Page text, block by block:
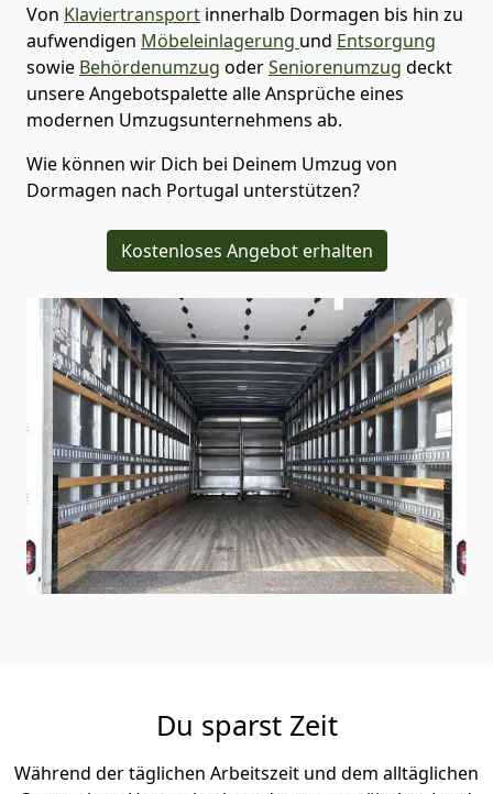
Von Klaviertransport innerhalb Dormagen bis hin zu
aufwendigen Möbeleinlagerung und Entsorgung
sowie Behördenumzug oderSeniorenumzug deckt
unsere Angebotspalette alle Ansprüche eines
modernen Umzugsunternehmens ab.
Wie können wir Dich bei Deinem Umzug von
Dormagen nach Portugal unterstützen?
Kostenloses Angebot erhalten
Du sparst Zeit
Während der täglichen Arbeitszeit und dem alltäglichen